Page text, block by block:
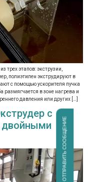
трех этапов: экструзии,
полиэтилен экструдируют в
с помощью ускорителя пучка
размягчается в зоне нагрева и
давления или других […]
с
двойными
ОТПРАВИТЬ СООБЩЕНИЕ